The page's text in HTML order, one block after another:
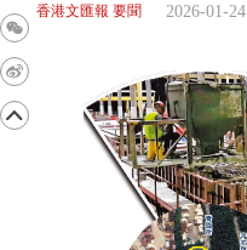
香港文匯報 要聞 2026-01-24